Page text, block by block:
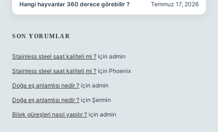
Hangi hayvanlar 360 derece görebilir ? Temmuz 17, 2026
SON YORUMLAR
Stainless steel saat kaliteli mi ? için admin
Stainless steel saat kaliteli mi ? için Phoenix
Doğa eş anlamlısı nedir ? için admin
Doğa eş anlamlısı nedir ? için Şermin
Bilek güreşleri nasıl yapılır ? için admin